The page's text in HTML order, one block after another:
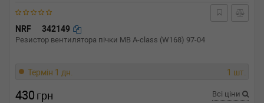
NRF 342149
Резистор вентилятора пічки MB A-class (W168) 97-04
Термін 1 дн. 1 шт.
430 грн Всі ціни